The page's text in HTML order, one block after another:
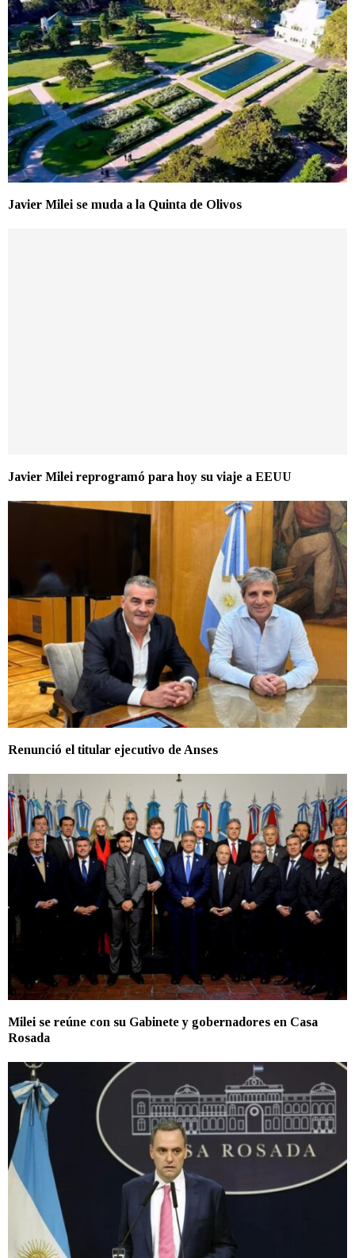
Javier Milei se muda a la Quinta de Olivos
Javier Milei reprogramó para hoy su viaje a EEUU
Renunció el titular ejecutivo de Anses
Milei se reúne con su Gabinete y gobernadores en Casa
Rosada